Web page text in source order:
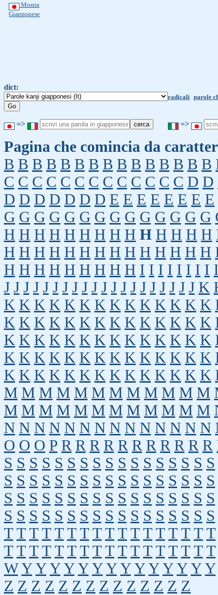
Mostra
Giapponese
dict:
radicali parole
=> =>
Pagina che comincia da
B B B B B B B B B B B B B B B
C C C C C C C C C C C C C D D
D D D D D D D E E E E E E E E
G G G G G G G G G G G G G G
H H H H H H H H H H H H H H
H H H H H H H H H H H H H H
H H H H H H H H H I I I I I I I I
J J J J J J J J J J J J J J J J J J J J K
K K K K K K K K K K K K K K
K K K K K K K K K K K K K K
K K K K K K K K K K K K K K
K K K K K K K K K K K K K K
K K K K K K K K K K K K K K
M M M M M M M M M M M M
M M M M M M M M M M M M
N N N N N N N N N N N N N N
O O O P R R R R R R R R R R R
S S S S S S S S S S S S S S S S S
S S S S S S S S S S S S S S S S S
S S S S S S S S S S S S S S S S S
S S S S S S S S S S S S S S S S S
T T T T T T T T T T T T T T T T T
T T T T T T T T T T T T T T T T T
W Y Y Y Y Y Y Y Y Y Y Y Y Y Y
Z Z Z Z Z Z Z Z Z Z Z Z Z Z